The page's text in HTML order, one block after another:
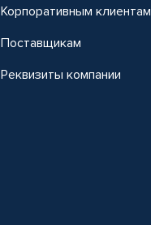
Корпоративным клиентам
Поставщикам
Реквизиты компании